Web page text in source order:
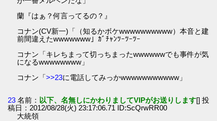
蘭『はぁ？何言ってるの？』
コナン(CV新一)「（知るかボケwwwwwwwwww）本音と建
前間違えたwwwwwww」ｶﾞﾁｬﾝﾂｰﾂｰﾂｰ
コナン「キレちまって切っちまったwwwwwwでも事件が気
になるwwwwwwww」
コナン「>>23に電話してみっかwwwwwwwwwww」
23 名前： 以下、名無しにかわりましてVIPがお送りします[] 投
稿日：2012/08/28(火) 23:17:06.71 ID:ScQrwRR00
大統領